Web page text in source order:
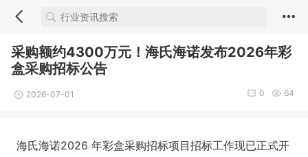
采购额约4300万元！海氏海诺发布2026年彩
盒采购招标公告
2026-07-01 64
0
海氏海诺2026 年彩盒采购招标项目招标工作现已正式开